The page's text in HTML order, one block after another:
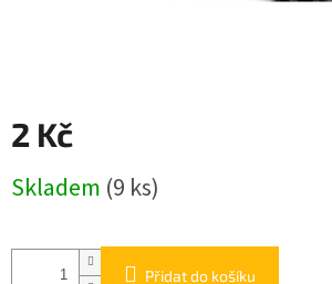
2 Kč
cena:
Skladem (9 ks)
Přidat do košíku